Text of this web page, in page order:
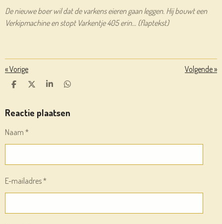
De nieuwe boer wil dat de varkens eieren gaan leggen. Hij bouwt een
Verkipmachine en stopt Varkentje 405 erin… (flaptekst)
«Vorige Volgende»
D
E
N
D
L
S
R
E
D
E
N
Reactie plaatsen
Naam *
E-mailadres *